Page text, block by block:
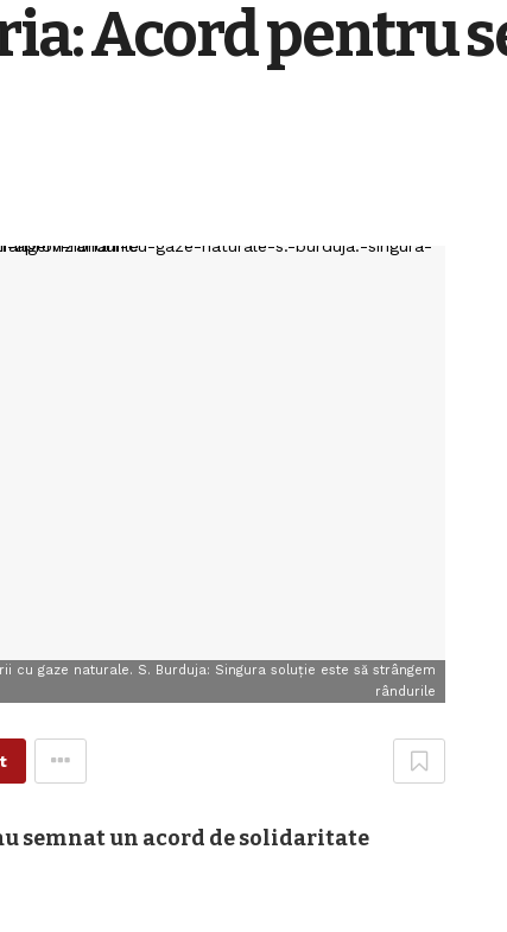
Acord pentru
cu gaze naturale. S. Burduja: Singura soluție este să strângem
rândurile
semnat un acord de solidaritate